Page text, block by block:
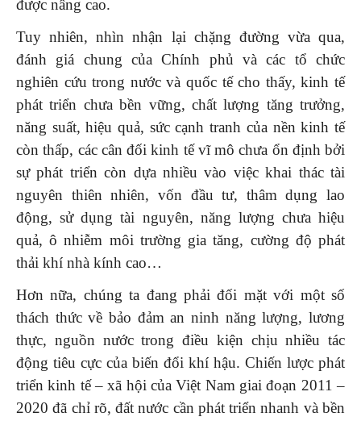
được nâng cao.
Tuy nhiên, nhìn nhận lại chặng đường vừa qua,
đánh giá chung của Chính phủ và các tổ chức
nghiên cứu trong nước và quốc tế cho thấy, kinh tế
phát triển chưa bền vững, chất lượng tăng trưởng,
năng suất, hiệu quả, sức cạnh tranh của nền kinh tế
còn thấp, các cân đối kinh tế vĩ mô chưa ổn định bởi
sự phát triển còn dựa nhiều vào việc khai thác tài
nguyên thiên nhiên, vốn đầu tư, thâm dụng lao
động, sử dụng tài nguyên, năng lượng chưa hiệu
quả, ô nhiễm môi trường gia tăng, cường độ phát
thải khí nhà kính cao…
Hơn nữa, chúng ta đang phải đối mặt với một số
thách thức về bảo đảm an ninh năng lượng, lương
thực, nguồn nước trong điều kiện chịu nhiều tác
động tiêu cực của biến đổi khí hậu. Chiến lược phát
triển kinh tế – xã hội của Việt Nam giai đoạn 2011 –
2020 đã chỉ rõ, đất nước cần phát triển nhanh và bền